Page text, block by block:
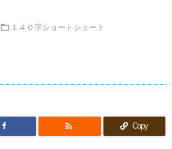
 １４０字ショートショート
 Copy